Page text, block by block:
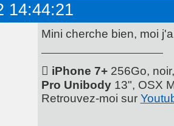
14:44:21
Mini cherche bien, moi
 iPhone 7+256Go,
Pro Unibody13", OSX
Retrouvez-moi sur